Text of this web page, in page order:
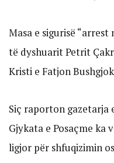
Masa e sigurisë
të dyshuarit Petrit
Kristi e Fatjon
Siç raporton gazetarja
Gjykata e Posaçme ka
ligjor për shfuqizimin